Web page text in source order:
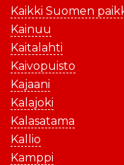
Kaikki Suomen
Kainuu
Kaitalahti
Kaivopuisto
Kajaani
Kalajoki
Kalasatama
Kallio
Kamppi